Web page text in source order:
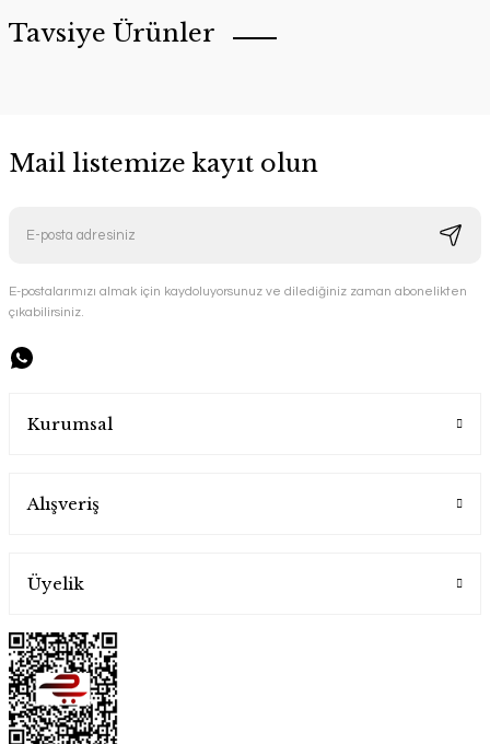
Tavsiye Ürünler
Handygoo Bronz Renkli Bakır Cezve Takımı 4 lü
Mail listemize kayıt olun
E-postalarımızı almak için kaydoluyorsunuz ve dilediğiniz zaman abonelikten
çıkabilirsiniz.
Kurumsal
Alışveriş
Üyelik